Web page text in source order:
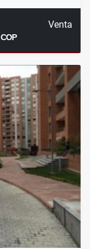
Venta
COP